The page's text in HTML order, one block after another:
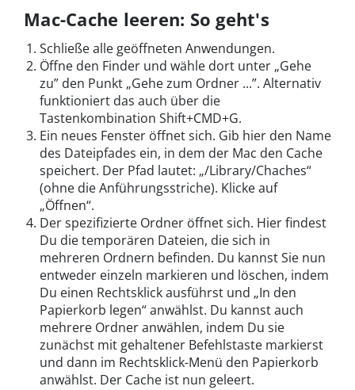
Mac-Cache leeren: So geht's
Schließe alle geöffneten Anwendungen.
Öffne den Finder und wähle dort unter „Gehe
zu” den Punkt „Gehe zum Ordner ...”. Alternativ
funktioniert das auch über die
Tastenkombination Shift+CMD+G.
Ein neues Fenster öffnet sich. Gib hier den Name
des Dateipfades ein, in dem der Mac den Cache
speichert. Der Pfad lautet: „/Library/Chaches“
(ohne die Anführungsstriche). Klicke auf
„Öffnen“.
Der spezifizierte Ordner öffnet sich. Hier findest
Du die temporären Dateien, die sich in
mehreren Ordnern befinden. Du kannst Sie nun
entweder einzeln markieren und löschen, indem
Du einen Rechtsklick ausführst und „In den
Papierkorb legen“ anwählst. Du kannst auch
mehrere Ordner anwählen, indem Du sie
zunächst mit gehaltener Befehlstaste markierst
und dann im Rechtsklick-Menü den Papierkorb
anwählst. Der Cache ist nun geleert.